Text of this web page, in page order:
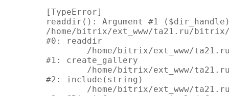
[TypeError]
readdir(): Argument #1
/home/bitrix/ext_www/ta21.ru/bitrix/
#0: readdir
#1: create_gallery
#2: include(string)